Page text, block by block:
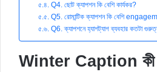
Q4. ছোট ক্যাপশন কি বেশি কার্যকর?
Q5. রোমান্টিক ক্যাপশন কি বেশি
Q6. ক্যাপশনে হ্যাশট্যাগ ব্যবহার কতটা
Winter Caption কী